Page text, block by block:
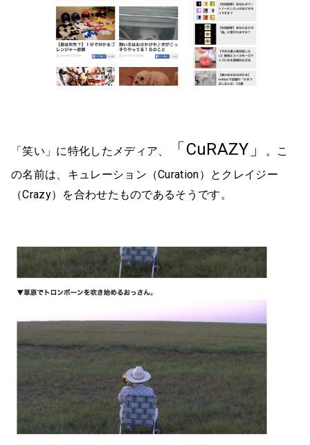
「笑い」に特化したメディア、 「CuRAZY」
。こ
の名前は、キュレーション（Curation）とクレイジー
（Crazy）を合わせたものであるそうです。